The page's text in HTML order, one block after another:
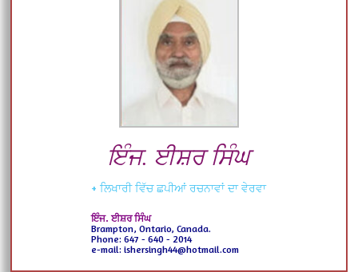
ਇੰਜ. ਈਸ਼ਰ ਸਿੰਘ
+ ਲਿਖਾਰੀ ਵਿੱਚ ਛਪੀਆਂ ਰਚਨਾਵਾਂ ਦਾ ਵੇਰਵਾ
ਇੰਜ. ਈਸ਼ਰ ਸਿੰਘ
Brampton, Ontario, Canada.
Phone: 647 - 640 - 2014
e-mail: ishersingh44@hotmail.com